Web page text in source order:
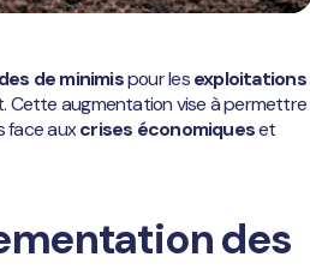
de minimispour lesexploitations
augmentation vise à permettre
face auxcrises économiqueset
des